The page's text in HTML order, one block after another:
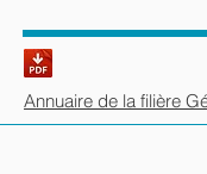
Annuaire de la filière